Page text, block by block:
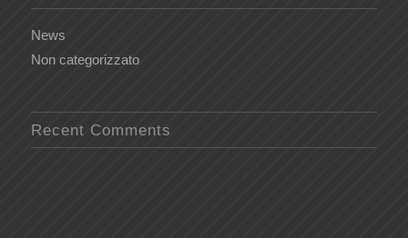
News
Non categorizzato
Recent Comments